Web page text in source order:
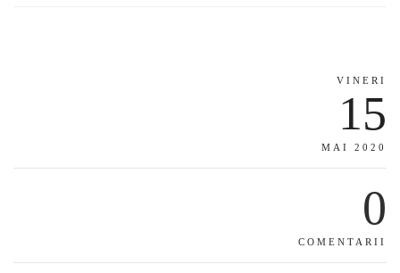
VINERI
15
MAI 2020
0
COMENTARII